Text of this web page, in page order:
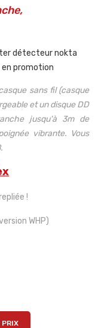
sans fil (casque
et un disque DD
jusqu'à 3m de
vibrante. Vous
!
WHP)
PRIX